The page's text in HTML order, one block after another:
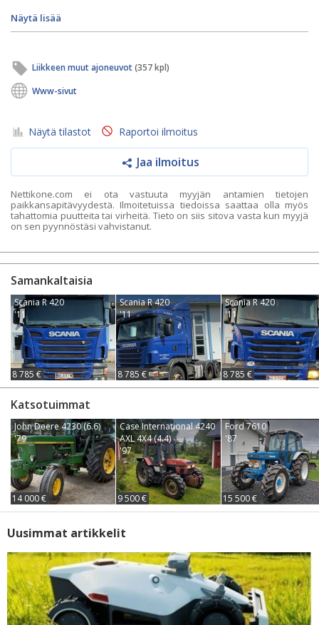
Näytä lisää
Liikkeen muut ajoneuvot(357 kpl)
Www-sivut
Näytä tilastot Raportoi ilmoitus
Jaa ilmoitus
Nettikone.com ei ota vastuuta myyjän antamien tietojen
paikkansapitävyydestä. Ilmoitetuissa tiedoissa saattaa olla myös
tahattomia puutteita tai virheitä. Tieto on siis sitova vasta kun myyjä
on sen pyynnöstäsi vahvistanut.
Samankaltaisia
Scania R 420
'11
8 785 €
Scania R 420
'11
8 785 €
Scania R 420
'11
8 785 €
Katsotuimmat
John Deere 4230 (6.6)
'79
14 000 €
Case International 4240
AXL 4X4 (4.4)
'97
9 500 €
Ford 7610
'87
15 500 €
Uusimmat artikkelit